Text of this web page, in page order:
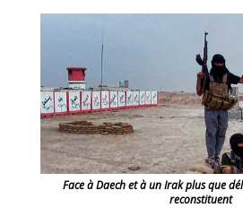
Face à Daech et à un Irak plus que
reconstituent